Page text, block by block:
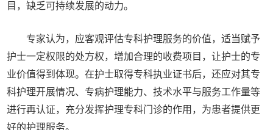
目，缺乏可持续发展的动力。
专家认为，应客观评估专科护理服务的价值，适当赋予
护士一定权限的处方权，增加合理的收费项目，让护士的专
业价值得到体现。在护士取得专科执业证书后，还应对其专
科护理开展情况、专病护理能力、技术水平与服务工作量等
进行再认证，充分发挥护理专科门诊的作用，为患者提供更
好的护理服务。